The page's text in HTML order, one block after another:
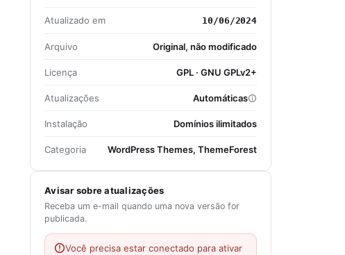
Atualizado em 10/06/2024
Arquivo Original, não modificado
Licença GPL · GNU GPLv2+
Atualizações Automáticas
Instalação Domínios ilimitados
Categoria WordPress Themes, ThemeForest
Avisar sobre atualizações
Receba um e-mail quando uma nova versão for
publicada.
Você precisa estar conectado para ativar